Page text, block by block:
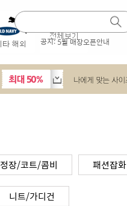
공지:5월 매장오픈안내
정장/코트/콤비 패션잡화
니트/가디건